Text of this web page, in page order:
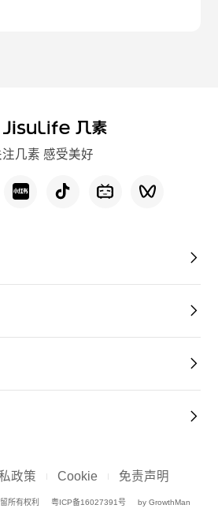
注几素 感受美好
所有权利 粤ICP备16027391号 by GrowthMan
政策 Cookie 免责声明